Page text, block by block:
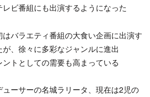
ビ番組にも出演するようになった
はバラエティ番組の大食い企画に出演す
、徐々に多彩なジャンルに進出
トとしての需要も高まっている
ーサーの名城ラリータ、現在は2児の